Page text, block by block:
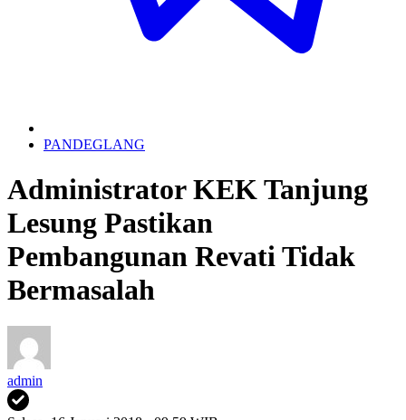
PANDEGLANG
Administrator KEK Tanjung
Lesung Pastikan
Pembangunan Revati Tidak
Bermasalah
admin